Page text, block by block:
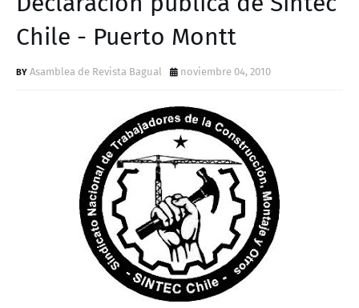
D
Chile - Puerto Montt
Asamblea de Revista Bagual noviembre 04, 2010